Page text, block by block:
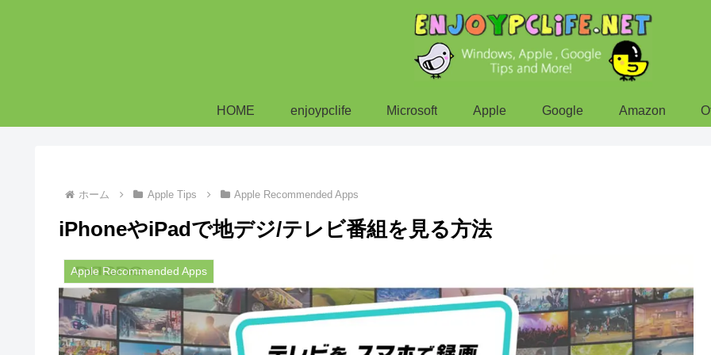
HOME enjoypclife Microsoft Apple Google Amazon
ホーム Apple Tips Apple Recommended Apps
iPhoneやiPadで地デジ/テレビ番組を見る方法
Apple Recommended Apps